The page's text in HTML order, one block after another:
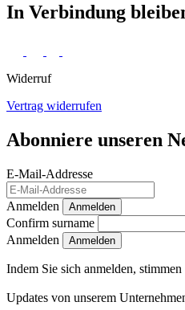
In Verbindung
Widerruf
Vertrag widerrufen
Abonniere unseren
E-Mail-Addresse
Anmelden Anmelden
Confirm surname
Anmelden
Indem Sie sich anmelden, stimmen
Updates von unserem